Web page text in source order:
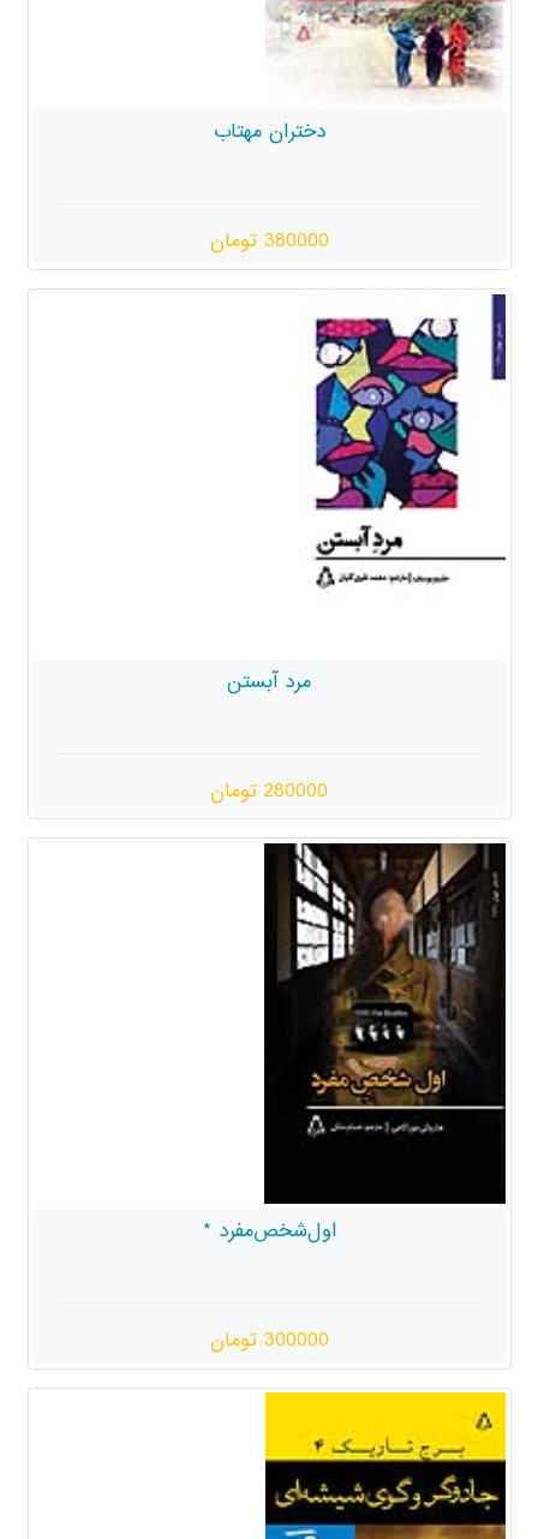
دختران مهتاب
380000 تومان
مرد آبستن
280000 تومان
اول‌شخص‌مفرد *
300000 تومان